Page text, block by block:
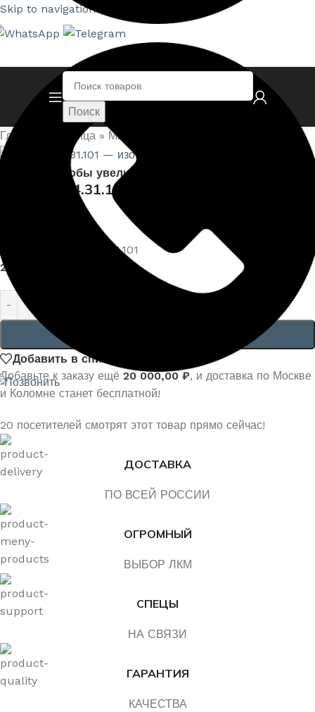
Skip to navigation
Поиск
Главная страница » Магазин
Нажмите, чтобы увеличить
Карниз — 4.31.101
EUPL-P-4.31.101
20 562,00
Добавить в список желаний
Добавьте к заказу ещё 20 000,00₽, и доставка по Москве
и Коломне станет бесплатной!
20 посетителей смотрят этот товар прямо сейчас!
ДОСТАВКА
ПО ВСЕЙ РОССИИ
ОГРОМНЫЙ
ВЫБОР ЛКМ
СПЕЦЫ
НА СВЯЗИ
ГАРАНТИЯ
КАЧЕСТВА